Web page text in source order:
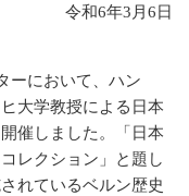
令和6年3月6日
ーにおいて、ハン
大学教授による日本
催しました。「日本
レクション」と題し
れているベルン歴史